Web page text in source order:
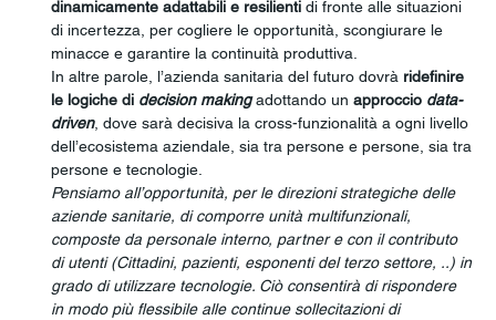
dinamicamente adattabili e resilienti di fronte alle situazioni
di incertezza, per cogliere le opportunità, scongiurare le
minacce e garantire la continuità produttiva.
In altre parole, l’azienda sanitaria del futuro dovrà ridefinire
le logiche di decision making adottando un approccio data-
driven, dove sarà decisiva la cross-funzionalità a ogni livello
dell’ecosistema aziendale, sia tra persone e persone, sia tra
persone e tecnologie.
Pensiamo all’opportunità, per le direzioni strategiche delle
aziende sanitarie, di comporre unità multifunzionali,
composte da personale interno, partner e con il contributo
di utenti (Cittadini, pazienti, esponenti del terzo settore, ..) in
grado di utilizzare tecnologie. Ciò consentirà di rispondere
in modo più flessibile alle continue sollecitazioni di